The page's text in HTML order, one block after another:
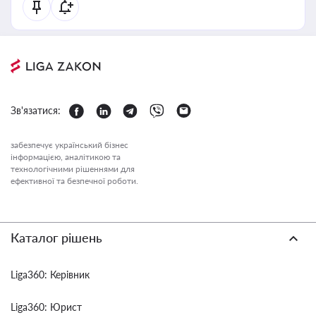
Зв'язатися:
забезпечує український бізнес
інформацією, аналітикою та
технологічними рішеннями для
ефективної та безпечної роботи.
Каталог рішень
Liga360: Керівник
Liga360: Юрист